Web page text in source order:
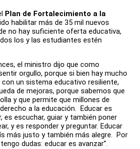
Plan de Fortalecimiento a la
habilitar más de 35 mil nuevos
no hay suficiente oferta educativa,
los y las estudiantes estén
el ministro dijo que como
orgullo, porque si bien hay mucho
un sistema educativo resiliente,
de mejoras, porque sabemos que
y que permite que millones de
a la educación. Educar es
es escuchar, guiar y también poner
y es responder y preguntar. Educar
más justo y también más alegre. Por
dudas: educar es avanzar”.